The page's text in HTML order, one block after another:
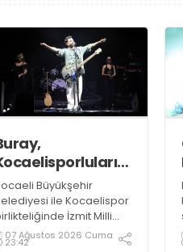
etti
Büyükşehir
ile Kocaelispor
İzmit Milli
Meydanı’nda
Kocaelispor
07 Ağustos 2026 Cuma
23:42